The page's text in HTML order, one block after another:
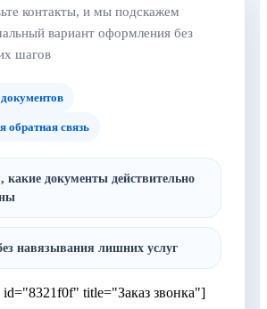
контакты, и мы подскажем
вариант оформления без
шагов
обратная связь
какие документы действительно
навязывания лишних услуг
id="8321f0f" title="Заказ звонка"]